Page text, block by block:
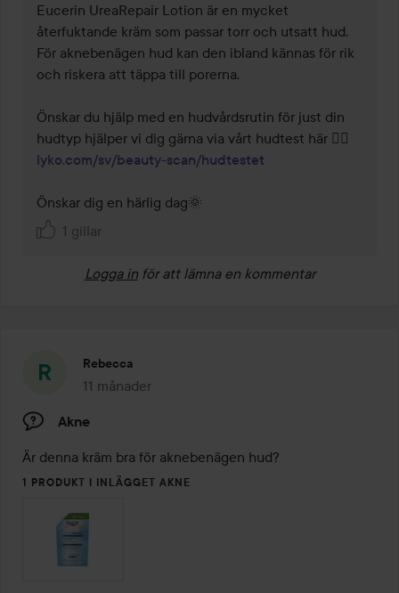
Eucerin UreaRepair Lotion är en mycket
återfuktande kräm som passar torr och utsatt hud.
För aknebenägen hud kan den ibland kännas för rik
och riskera att täppa till porerna.
Önskar du hjälp med en hudvårdsrutin för just din
hudtyp hjälper vi dig gärna via vårt hudtest här 👉🏼
lyko.com/sv/beauty-scan/hudtestet
Önskar dig en härlig dag🌞
1 gillar
Logga in för att lämna en kommentar
Rebecca
11 månader
Inlägget skapades 11 månader
Akne
Är denna kräm bra för aknebenägen hud?
1 PRODUKT I INLÄGGET AKNE